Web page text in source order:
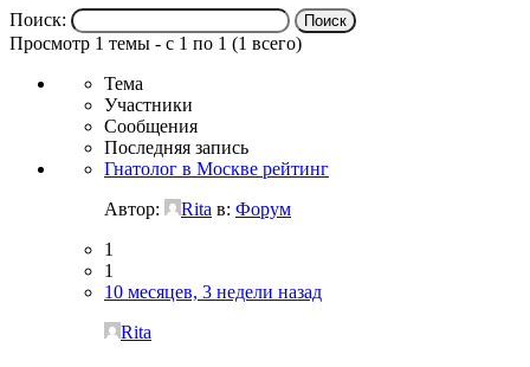
Поиск:
Просмотр 1 темы - с 1 по 1 (1 всего)
Тема
Участники
Сообщения
Последняя запись
Гнатолог в Москве рейтинг
Автор:
Rita в: Форум
1
1
10 месяцев, 3 недели назад
Rita